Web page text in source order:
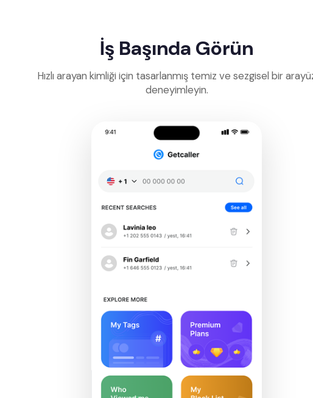
İş Başında Görün
Hızlı arayan kimliği için tasarlanmış temiz ve sezgisel bir
deneyimleyin.